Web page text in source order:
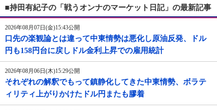
■持田有紀子の「戦うオンナのマーケット日記」の最新記事
2026年08月07日(金)15:43公開
口先の楽観論とは違って中東情勢は悪化し原油反発、ドル
円も158円台に戻しドル金利上昇での雇用統計
2026年08月06日(木)15:29公開
それぞれの解釈でもって鎮静化してきた中東情勢、ボラテ
ィリティ上がりかけたドル円またも膠着